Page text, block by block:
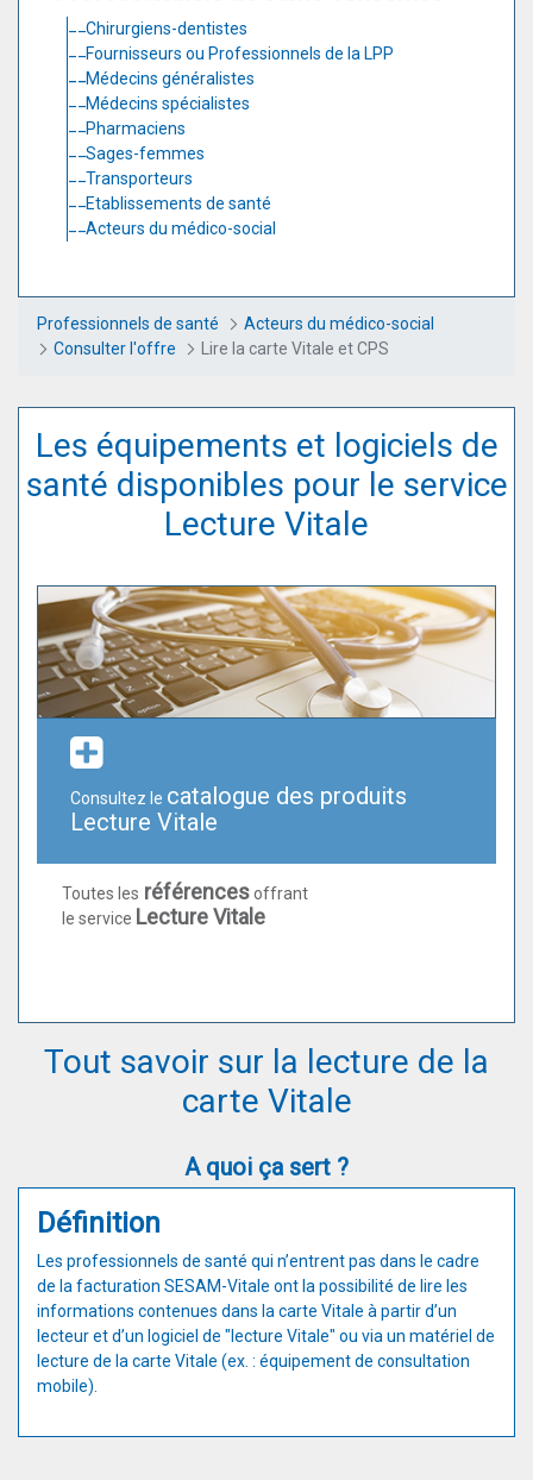
Chirurgiens-dentistes
Fournisseurs ou Professionnels de la LPP
Médecins généralistes
Médecins spécialistes
Pharmaciens
Sages-femmes
Transporteurs
Etablissements de santé
Acteurs du médico-social
Professionnels de santé
Acteurs du médico-social
Consulter l'offre
Lire la carte Vitale et CPS
Les équipements et logiciels de
santé disponibles pour le service
Lecture Vitale
Consultez le catalogue des produits
Lecture Vitale
Toutes les référencesoffrant
le service Lecture Vitale
Tout savoir sur la lecture de la
carte Vitale
A quoi ça sert ?
Définition
Les professionnels de santé qui n’entrent pas dans le cadre
de la facturation SESAM-Vitale ont la possibilité de lire les
informations contenues dans la carte Vitale à partir d’un
lecteur et d’un logiciel de "lecture Vitale" ou via un matériel de
lecture de la carte Vitale (ex. : équipement de consultation
mobile).